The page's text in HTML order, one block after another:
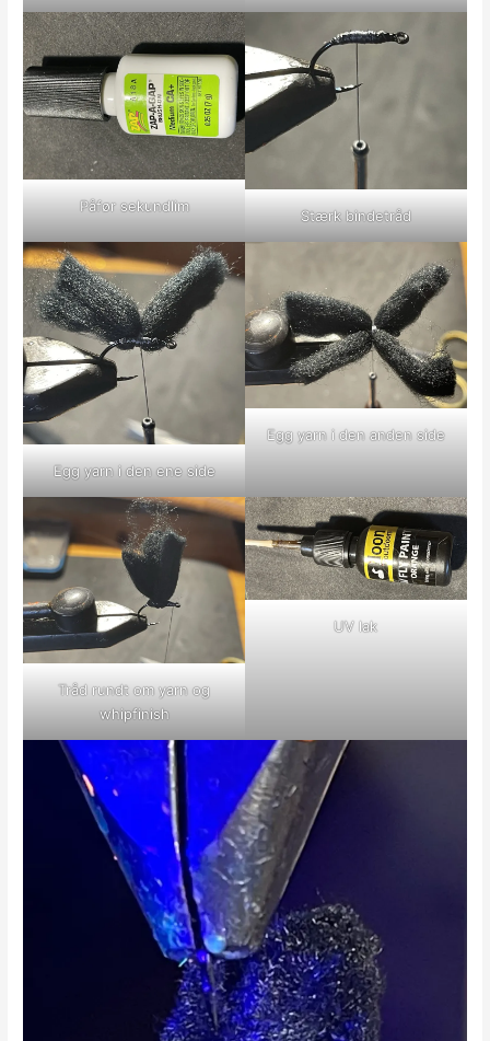
Påfør sekundlim
Stærk bindetråd
Egg yarn i den ene side
Egg yarn i den anden side
Tråd rundt om yarn og
whipfinish
UV lak